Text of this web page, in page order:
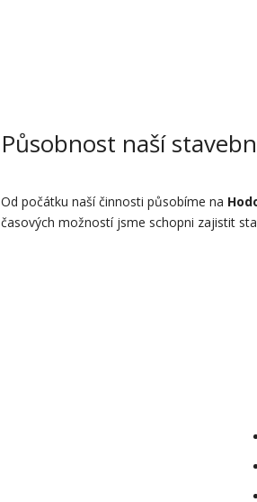
Působnost naší
Od počátku naší činnosti působíme na
časových možností jsme schopni zajistit